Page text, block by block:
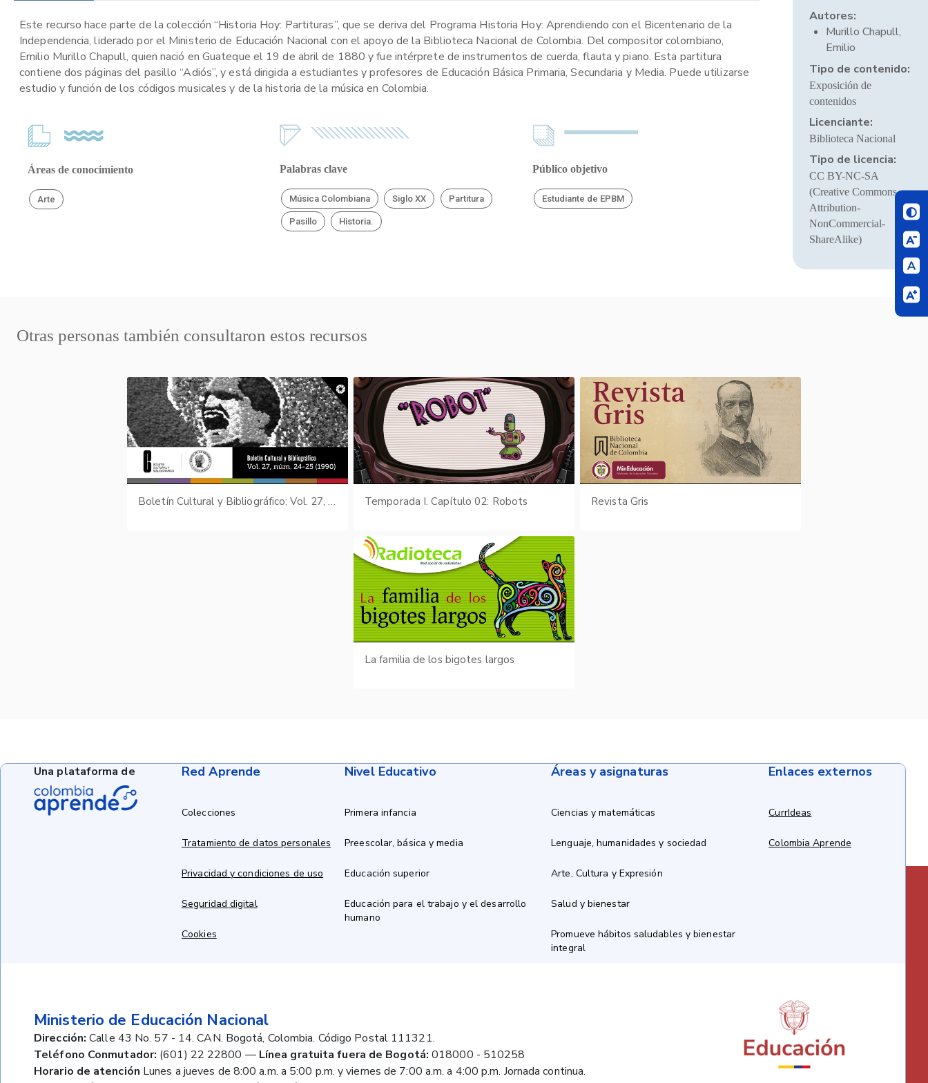
Este recurso hace parte de la colección “Historia Hoy: Partituras”, que se deriva del Programa Historia Hoy: Aprendiendo con el Bicentenario de la
Independencia, liderado por el Ministerio de Educación Nacional con el apoyo de la Biblioteca Nacional de Colombia. Del compositor colombiano,
Emilio Murillo Chapull, quien nació en Guateque el 19 de abril de 1880 y fue intérprete de instrumentos de cuerda, flauta y piano. Esta partitura
contiene dos páginas del pasillo “Adiós”, y está dirigida a estudiantes y profesores de Educación Básica Primaria, Secundaria y Media. Puede utilizarse
estudio y función de los códigos musicales y de la historia de la música en Colombia.
Áreas de conocimiento
Arte
Palabras clave
Música Colombiana Siglo XX Partitura
Pasillo Historia.
Público objetivo
Estudiante de EPBM
Autores:
Murillo Chapull,
Emilio
Tipo de contenido:
Exposición de
contenidos
Licenciante:
Biblioteca Nacional
Tipo de licencia:
CC BY-NC-SA
(Creative Commons
Attribution-
NonCommercial-
ShareAlike)
Otras personas también consultaron estos recursos
Boletín Cultural y Bibliográfico: Vol. 27, núm. 24-25 (1990) Temporada I. Capítulo 02: Robots Revista Gris
La familia de los bigotes largos
Red Aprende
Colecciones
Tratamiento de datos personales
Privacidad y condiciones de uso
Seguridad digital
Cookies
Nivel Educativo
Primera infancia
Preescolar, básica y media
Educación superior
Educación para el trabajo y el desarrollo
humano
Áreas y asignaturas
Ciencias y matemáticas
Lenguaje, humanidades y sociedad
Arte, Cultura y Expresión
Salud y bienestar
Promueve hábitos saludables y bienestar
integral
Enlaces externos
CurrIdeas
Colombia Aprende
Ministerio de Educación Nacional
Dirección: Calle 43 No. 57 - 14. CAN. Bogotá, Colombia. Código Postal 111321.
Teléfono Conmutador: (601) 22 22800 — Línea gratuita fuera de Bogotá: 018000 - 510258
Horario de atención Lunes a jueves de 8:00 a.m. a 5:00 p.m. y viernes de 7:00 a.m. a 4:00 p.m. Jornada continua.
Una plataforma de